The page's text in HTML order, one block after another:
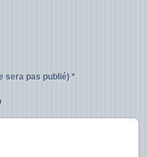
sera pas publié) *